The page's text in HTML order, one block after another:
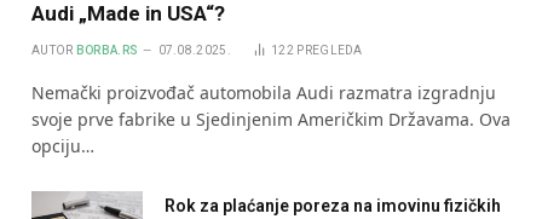
Audi „Made in USA“?
AUTOR BORBA.RS 07.08.2025. 122 PREGLEDA
Nemački proizvođač automobila Audi razmatra izgradnju
svoje prve fabrike u Sjedinjenim Američkim Državama. Ova
opciju…
Rok za plaćanje poreza na imovinu fizičkih